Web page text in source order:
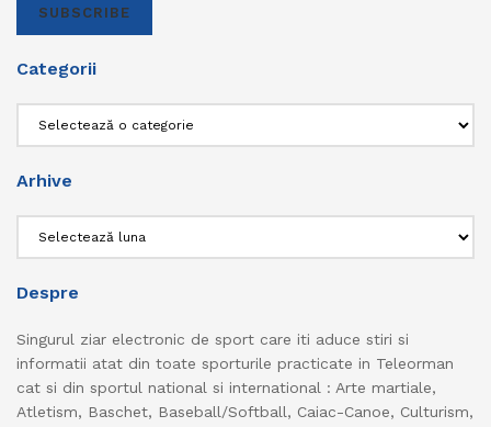
SUBSCRIBE
Categorii
Arhive
Despre
Singurul ziar electronic de sport care iti aduce stiri si
informatii atat din toate sporturile practicate in Teleorman
cat si din sportul national si international : Arte martiale,
Atletism, Baschet, Baseball/Softball, Caiac-Canoe, Culturism,